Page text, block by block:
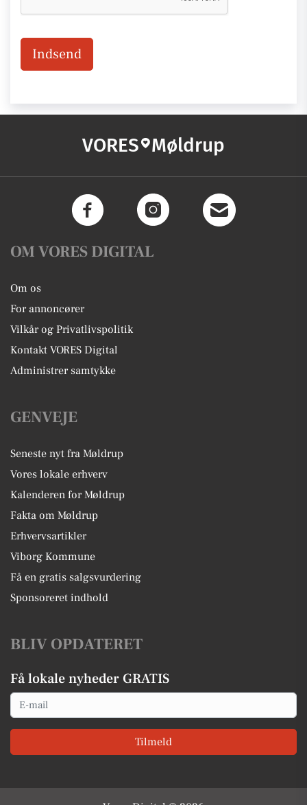
Indsend
VORES Møldrup
OM VORES DIGITAL
Om os
For annoncører
Vilkår og Privatlivspolitik
Kontakt VORES Digital
Administrer samtykke
GENVEJE
Seneste nyt fra Møldrup
Vores lokale erhverv
Kalenderen for Møldrup
Fakta om Møldrup
Erhvervsartikler
Viborg Kommune
Få en gratis salgsvurdering
Sponsoreret indhold
BLIV OPDATERET
Få lokale nyheder GRATIS
Email
Tilmeld